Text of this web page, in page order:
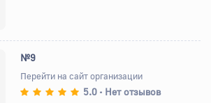
№9
Перейти на сайт организации
5.0 • Нет отзывов